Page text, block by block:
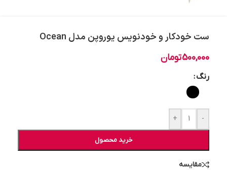
ست خودکار و خودنویس یوروپن مدل Ocean
500,000تومان
رنگ
-
+
خرید محصول
مقایسه